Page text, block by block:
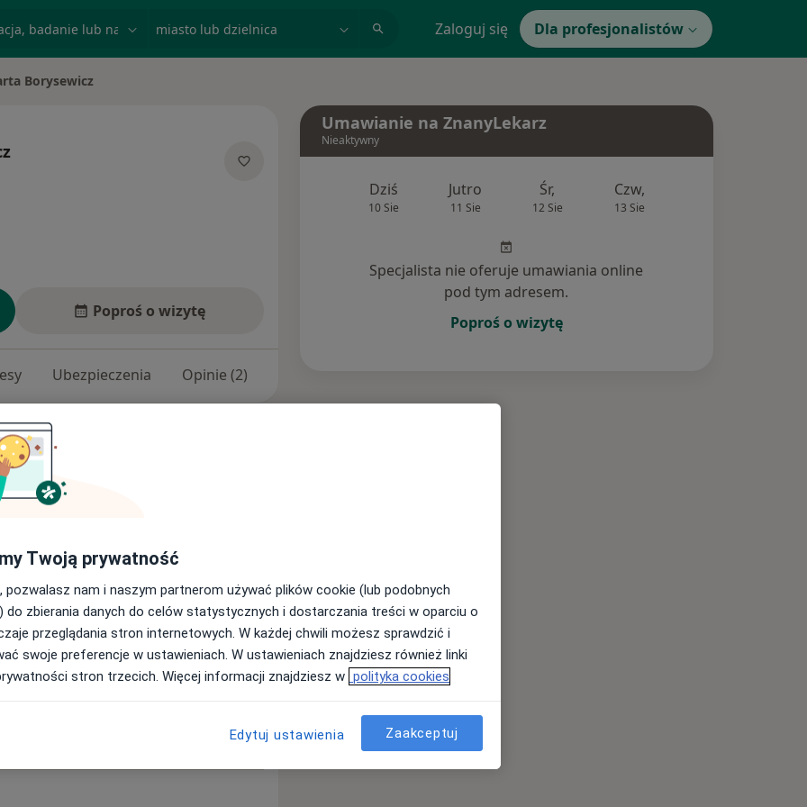
Zaloguj się Dla profesjonalistów
Borysewicz
Poproś o wizytę
Ubezpieczenia Opinie (2)
Kamień nazębny +9a11y_sr_more_diseases
Umawianie na ZnanyLekarz
Nieaktywny
Dziś
10 Sie
Jutro
11 Sie
Śr,
12 Sie
Czw,
13 Sie
Specjalista nie oferuje umawiania online
pod tym adresem.
Poproś o wizytę
Twoją prywatność
pozwalasz nam i naszym partnerom używać plików cookie (lub podobnych
do zbierania danych do celów statystycznych i dostarczania treści w oparciu o
przeglądania stron internetowych. W każdej chwili możesz sprawdzić i
swoje preferencje w ustawieniach. W ustawieniach znajdziesz również linki
stron trzecich. Więcej informacji znajdziesz w polityka cookies
Edytuj ustawienia Zaakceptuj